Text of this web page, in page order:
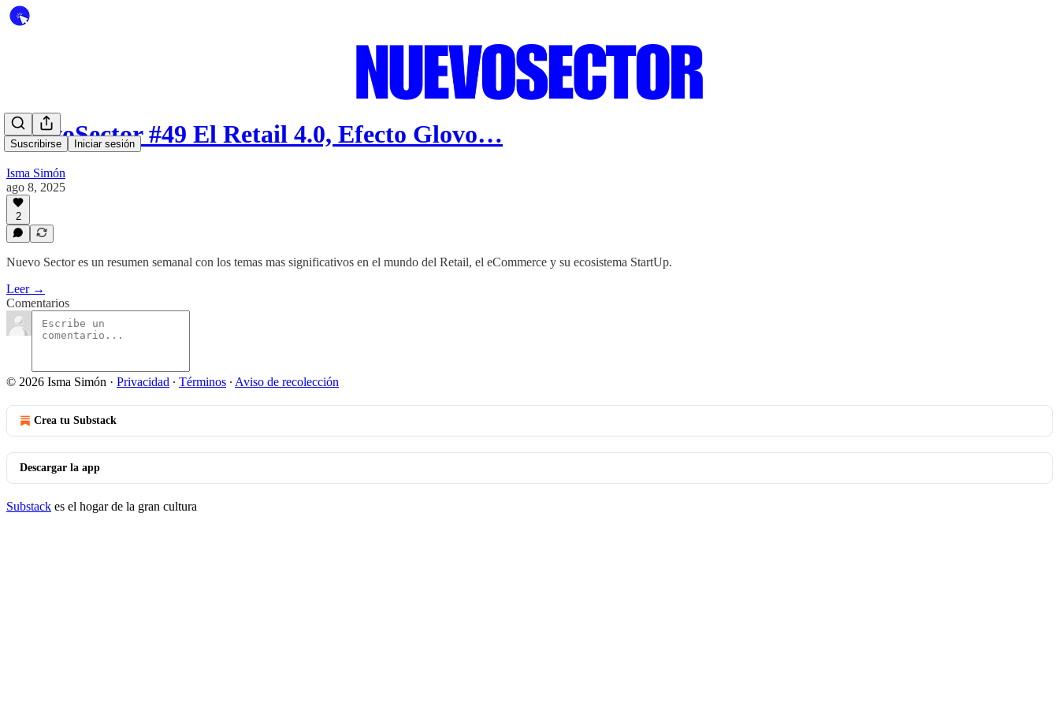
Suscribirse Iniciar sesión
NuevoSector #49 El Retail 4.0, Efecto Glovo…
Isma Simón
ago 8, 2025
2
Nuevo Sector es un resumen semanal con los temas mas significativos en el mundo del Retail, el eCommerce y su ecosistema StartUp.
Leer →
Comentarios
© 2026 Isma Simón · Privacidad ∙ Términos ∙ Aviso de recolección
Crea tu Substack
Descargar la app
Substack es el hogar de la gran cultura